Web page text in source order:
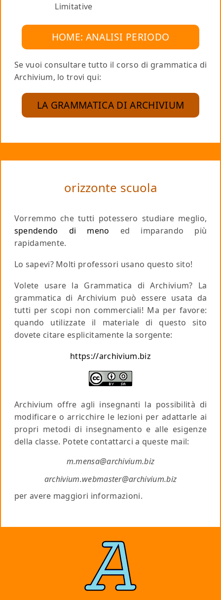
Limitative
HOME: ANALISI PERIODO
Se vuoi consultare tutto il corso di grammatica di
Archivium, lo trovi qui:
LA GRAMMATICA DI ARCHIVIUM
orizzonte scuola
Vorremmo che tutti potessero studiare meglio,
spendendo di meno ed imparando più
rapidamente.
Lo sapevi? Molti professori usano questo sito!
Volete usare la Grammatica di Archivium? La
grammatica di Archivium può essere usata da
tutti per scopi non commerciali! Ma per favore:
quando utilizzate il materiale di questo sito
dovete citare esplicitamente la sorgente:
https://archivium.biz
Archivium offre agli insegnanti la possibilità di
modificare o arricchire le lezioni per adattarle ai
propri metodi di insegnamento e alle esigenze
della classe. Potete contattarci a queste mail:
m.mensa@archivium.biz
archivium.webmaster@archivium.biz
per avere maggiori informazioni.